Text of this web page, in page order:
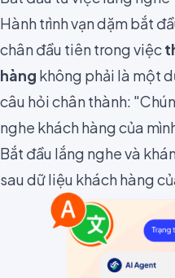
Hành trình vạn dặm bắt
chân đầu tiên trong việc
hàng không phải là một
câu hỏi chân thành:
nghe khách hàng của
Bắt đầu lắng nghe và
sau dữ liệu khách hàng